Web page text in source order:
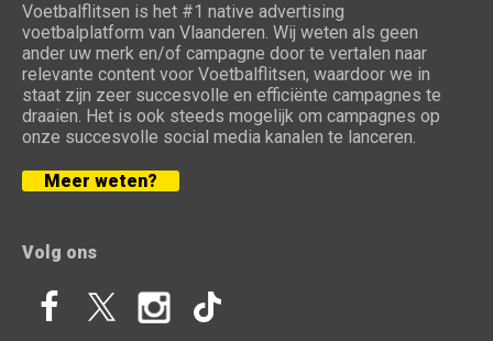
Voetbalflitsen is het #1 native advertising
voetbalplatform van Vlaanderen. Wij weten als geen
ander uw merk en/of campagne door te vertalen naar
relevante content voor Voetbalflitsen, waardoor we in
staat zijn zeer succesvolle en efficiënte campagnes te
draaien. Het is ook steeds mogelijk om campagnes op
onze succesvolle social media kanalen te lanceren.
Meer weten?
Volg ons